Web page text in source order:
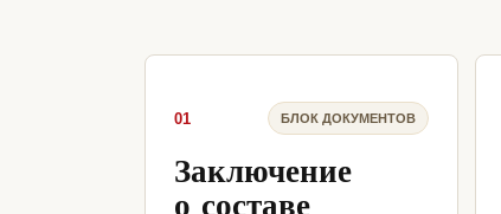
01 БЛОК ДОКУМЕНТОВ
Заключение
о составе